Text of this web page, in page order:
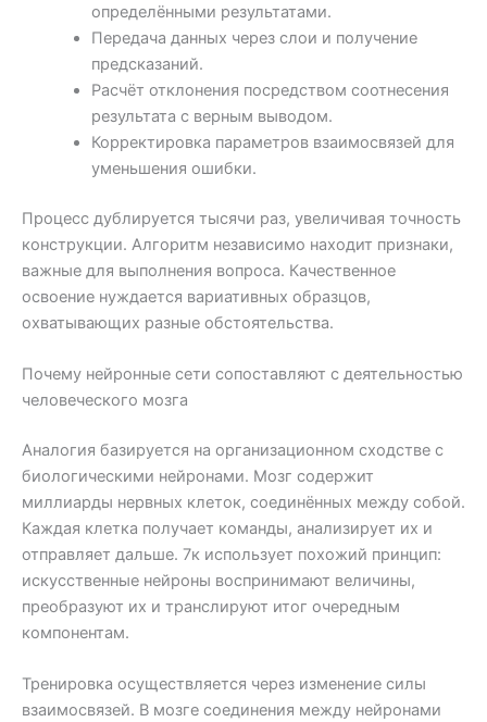
определёнными результатами.
Передача данных через слои и получение
предсказаний.
Расчёт отклонения посредством соотнесения
результата с верным выводом.
Корректировка параметров взаимосвязей для
уменьшения ошибки.
Процесс дублируется тысячи раз, увеличивая точность
конструкции. Алгоритм независимо находит признаки,
важные для выполнения вопроса. Качественное
освоение нуждается вариативных образцов,
охватывающих разные обстоятельства.
Почему нейронные сети сопоставляют с деятельностью
человеческого мозга
Аналогия базируется на организационном сходстве с
биологическими нейронами. Мозг содержит
миллиарды нервных клеток, соединённых между собой.
Каждая клетка получает команды, анализирует их и
отправляет дальше. 7к использует похожий принцип:
искусственные нейроны воспринимают величины,
преобразуют их и транслируют итог очередным
компонентам.
Тренировка осуществляется через изменение силы
взаимосвязей. В мозге соединения между нейронами